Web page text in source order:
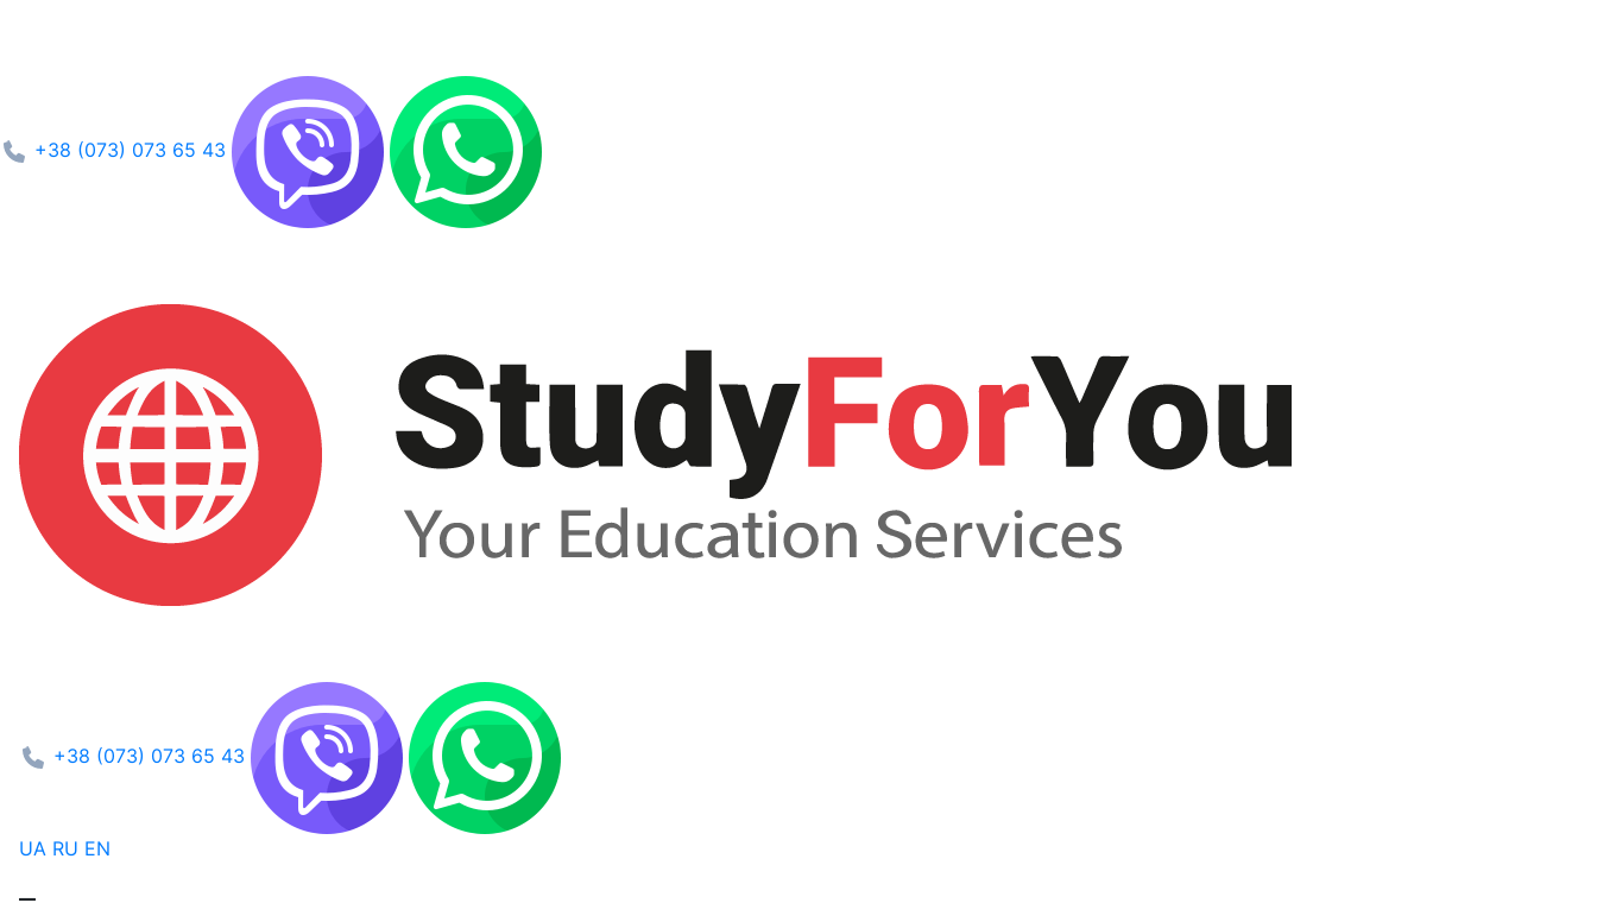
+38 (073) 073 65 43
+38 (073) 073 65 43
UA RU EN